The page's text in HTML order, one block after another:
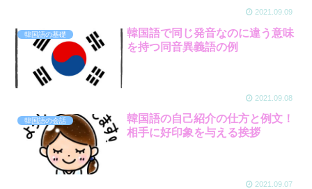
2021.09.09
韓国語の基礎
韓国語で同じ発音なのに違う意味
を持つ同音異義語の例
2021.09.08
韓国語の会話
韓国語の自己紹介の仕方と例文！
相手に好印象を与える挨拶
2021.09.07